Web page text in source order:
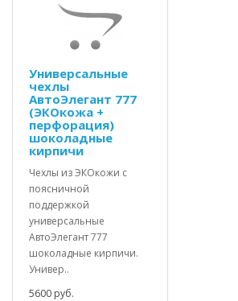
Универсальные
чехлы
АвтоЭлегант 777
(ЭКОкожа +
перфорация)
шоколадные
кирпичи
Чехлы из ЭКОкожи с
поясничной
поддержкой
универсальные
АвтоЭлегант 777
шоколадные кирпичи.
Универ..
5600 руб.